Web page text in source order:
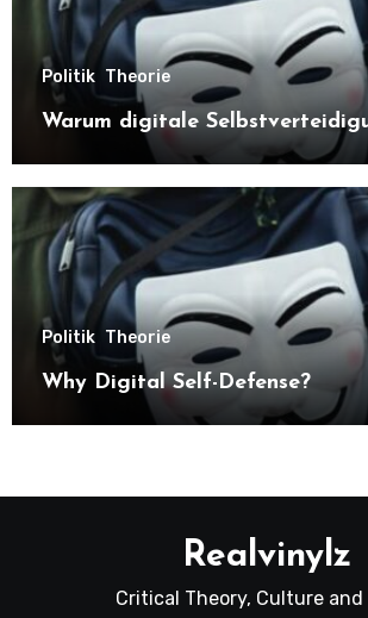
Politik Theorie
Warum digitale
Politik Theorie
Why Digital Self-Defense?
Realvinylz
Critical Theory, Culture and